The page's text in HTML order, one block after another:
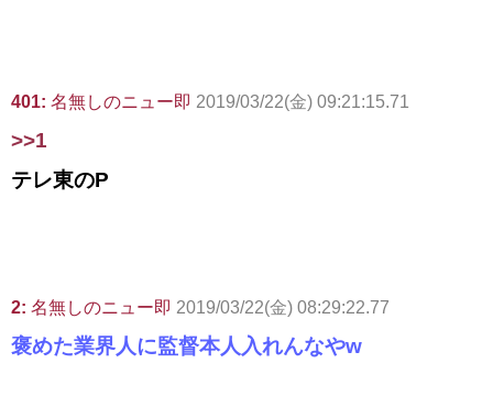
401: 名無しのニュー即 2019/03/22(金) 09:21:15.71
>>1
テレ東のP
2: 名無しのニュー即 2019/03/22(金) 08:29:22.77
褒めた業界人に監督本人入れんなやw